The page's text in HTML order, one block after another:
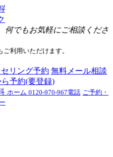
何でもお気軽にご相談くださ
利用いただけます。
リング予約 無料メール相談
予約(要登録)
ホーム 0120-970-967電話 ご予約・